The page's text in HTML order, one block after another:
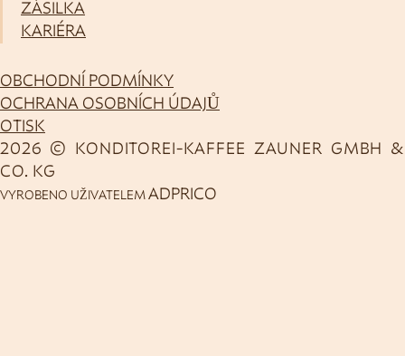
ZÁSILKA
KARIÉRA
2026 © KONDITOREI-KAFFEE ZAUNER GMBH &
CO. KG
OBCHODNÍ PODMÍNKY
OCHRANA OSOBNÍCH ÚDAJŮ
OTISK
VYROBENO UŽIVATELEM ADPRICO